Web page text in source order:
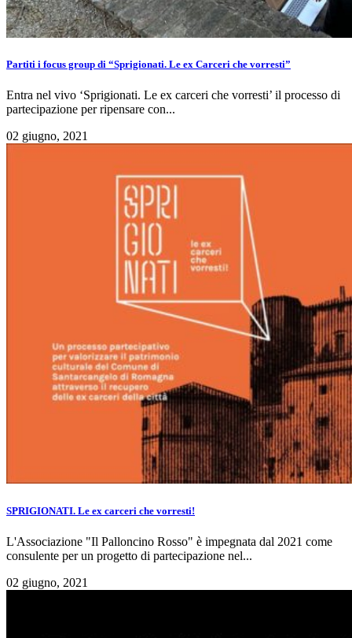
Partiti i focus group di “Sprigionati. Le ex Carceri che vorresti”
Entra nel vivo ‘Sprigionati. Le ex carceri che vorresti’ il processo di
partecipazione per ripensare con...
02 giugno, 2021
SPRIGIONATI. Le ex carceri che vorresti!
L'Associazione "Il Palloncino Rosso" è impegnata dal 2021 come
consulente per un progetto di partecipazione nel...
02 giugno, 2021